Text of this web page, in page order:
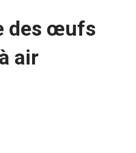
des œufs
air